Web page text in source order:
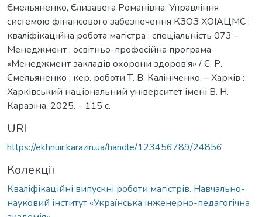
Ємельяненко, Єлизавета Романівна. Управління
системою фінансового забезпечення КЗОЗ ХОІАЦМС :
кваліфікаційна робота магістра : спеціальність 073 –
Менеджмент : освітньо-професійна програма
«Менеджмент закладів охорони здоров’я» / Є. Р.
Ємельяненко ; кер. роботи Т. В. Калініченко. – Харків :
Харківський національний університет імені В. Н.
Каразіна, 2025. – 115 с.
URI
https://ekhnuir.karazin.ua/handle/123456789/24856
Колекції
Кваліфікаційні випускні роботи магістрів. Навчально-
науковий інститут «Українська інженерно-педагогічна